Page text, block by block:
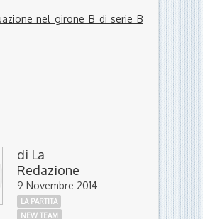
nel girone B di serie B
di La
Redazione
9 Novembre 2014
LA PARTITA
NEW TEAM